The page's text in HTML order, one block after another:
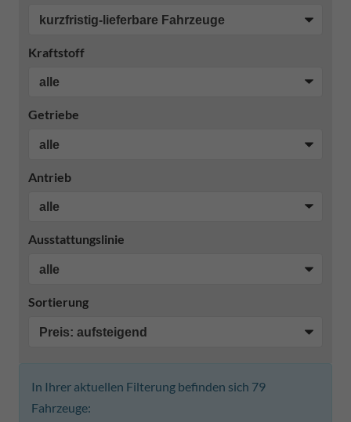
Kraftstoff
Getriebe
Antrieb
Ausstattungslinie
Sortierung
In Ihrer aktuellen Filterung befinden sich 79
Fahrzeuge: